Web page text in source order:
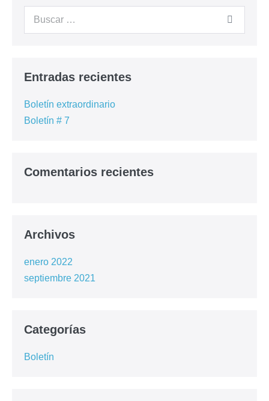
Contacto
Entradas recientes
Boletín extraordinario
Boletín # 7
Comentarios recientes
Archivos
enero 2022
septiembre 2021
Categorías
Boletín